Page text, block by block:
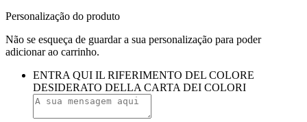
Personalização do produto
Não se esqueça de guardar a sua personalização para poder
adicionar ao carrinho.
ENTRA QUI IL RIFERIMENTO DEL COLORE
DESIDERATO DELLA CARTA DEI COLORI